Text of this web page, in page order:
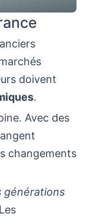
doivent
.
Avec des
changements
générations